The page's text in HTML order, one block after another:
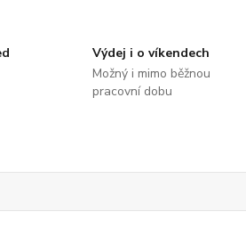
Výdej i o víkendech
Možný i mimo běžnou
pracovní dobu